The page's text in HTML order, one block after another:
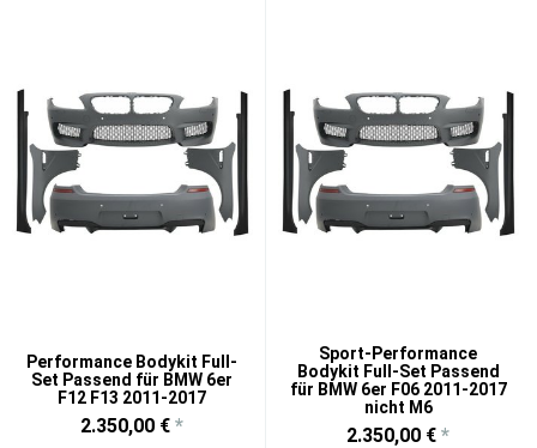
Performance Bodykit Full-
Set Passend für BMW 6er
F12 F13 2011-2017
2.350,00 € *
Sport-Performance
Bodykit Full-Set Passend
für BMW 6er F06 2011-2017
nicht M6
2.350,00 € *